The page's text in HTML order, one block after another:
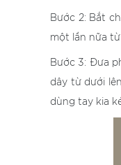
Bước 2: Bắt
một lần nữa
Bước 3: Đưa
dây từ dưới
dùng tay kia